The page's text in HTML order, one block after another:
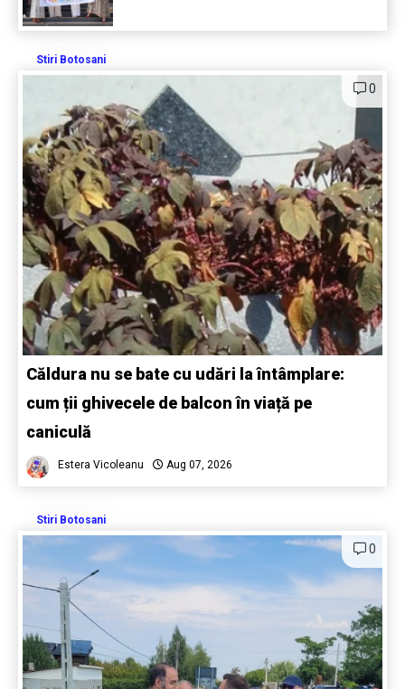
Stiri Botosani
0
Căldura nu se bate cu udări la întâmplare:
cum ții ghivecele de balcon în viață pe
caniculă
Estera Vicoleanu Aug 07, 2026
Stiri Botosani
0